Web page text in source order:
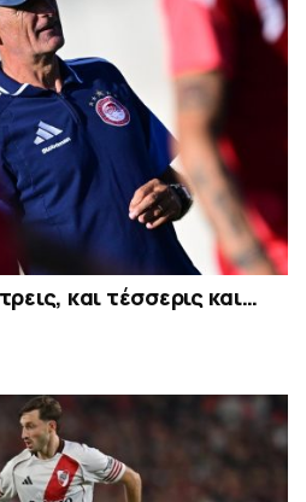
και τέσσερις και…